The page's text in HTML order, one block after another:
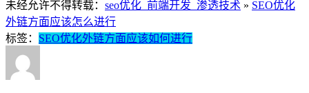
未经允许不得转载： seo优化_前端开发_渗透技术 » SEO优化
外链方面应该怎么进行
标签： SEO优化外链方面应该如何进行